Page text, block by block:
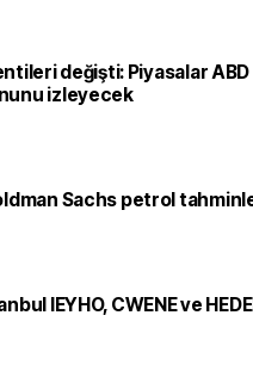
değişti: Piyasalar ABD
izleyecek
Sachs petrol
IEYHO, CWENE ve